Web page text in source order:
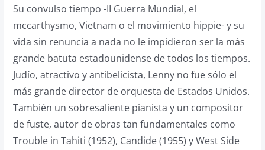
Su convulso tiempo -II Guerra Mundial, el
mccarthysmo, Vietnam o el movimiento hippie- y su
vida sin renuncia a nada no le impidieron ser la más
grande batuta estadounidense de todos los tiempos.
Judío, atractivo y antibelicista, Lenny no fue sólo el
más grande director de orquesta de Estados Unidos.
También un sobresaliente pianista y un compositor
de fuste, autor de obras tan fundamentales como
Trouble in Tahiti (1952), Candide (1955) y West Side